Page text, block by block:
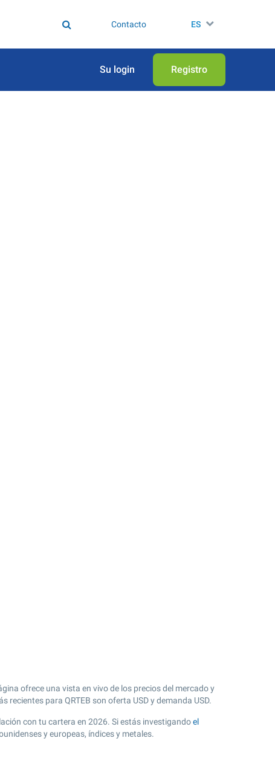
Contacto ES
Su login Registro
ofrece una vista en vivo de los precios del mercado y
recientes para QRTEB son oferta USD y demanda USD.
con tu cartera en 2026. Si estás investigandoel
y europeas, índices y metales.